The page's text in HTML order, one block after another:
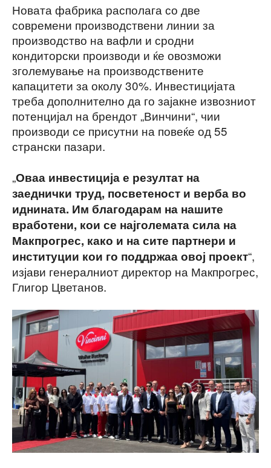
Новата фабрика располага со две
современи производствени линии за
производство на вафли и сродни
кондиторски производи и ќе овозможи
зголемување на производствените
капацитети за околу 30%. Инвестицијата
треба дополнително да го зајакне извозниот
потенцијал на брендот „Винчини“, чии
производи се присутни на повеќе од 55
странски пазари.
„Оваа инвестиција е резултат на
заеднички труд, посветеност и верба во
иднината. Им благодарам на нашите
вработени, кои се најголемата сила на
Макпрогрес, како и на сите партнери и
институции кои го поддржаа овој проект“,
изјави генералниот директор на Макпрогрес,
Глигор Цветанов.